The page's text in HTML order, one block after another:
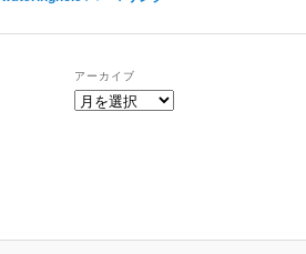
アーカイブ
ア